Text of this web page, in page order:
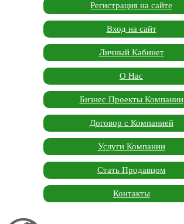
Регистрация на сайте
Вход на сайт
Личный Кабинет
О Нас
Бизнес Проекты Компании
Договор с Компанией
Услуги Компании
Стать Продавцом
Контакты